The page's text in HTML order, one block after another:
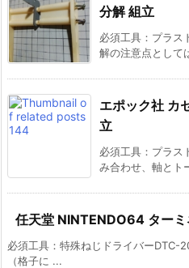
分解 組立
必須工具：プラス
解の注意点として
エポック社 カ
立
必須工具：プラス
み合わせ、軸とト
任天堂 NINTENDO64 ター
必須工具：特殊ねじドライバーDTC-
（格子に ...